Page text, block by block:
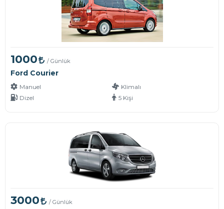
1000 / Günlük
Ford Courier
Manuel
Klimalı
Dizel
5 Kişi
3000 / Günlük